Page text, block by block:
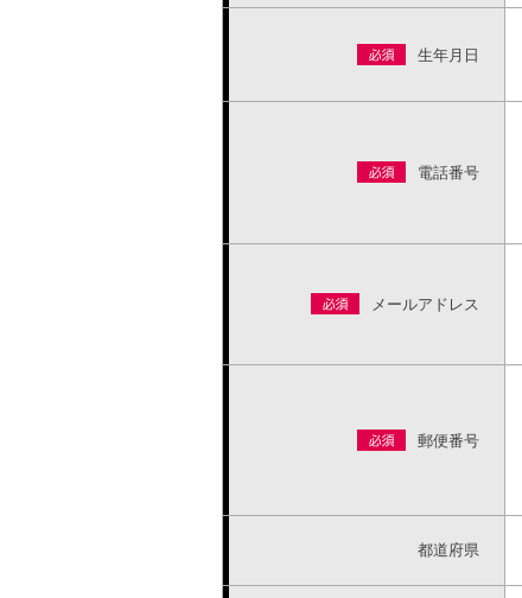
生年月日
電話番号
メールアドレス
郵便番号
都道府県